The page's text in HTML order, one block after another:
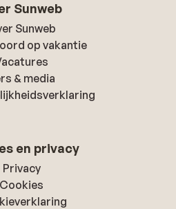
Sunweb
Sunweb
op vakantie
& media
en privacy
Privacy
Cookies